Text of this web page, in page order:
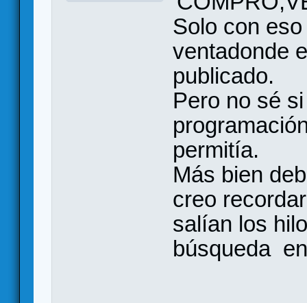
Solo con
ventadonde
publicado.
Pero no sé
permitía.
Más bien
creo
salían los
búsqueda